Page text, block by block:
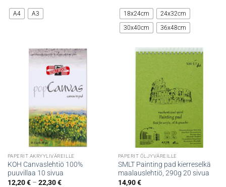
tuotteella
on
A4 A3
tuotteella
on
useampi
18x24cm
24x32cm
30x40cm
36x48cm
PAPERIT AKRYYLIVÄREILLE
KOH Canvaslehtiö 100%
puuvillaa 10 sivua
12,20€ – 22,30€Hintaluokka:
PAPERIT ÖLJYVÄREILLE
SMLT Painting pad kierreselkä
maalauslehtiö, 290g 20 sivua
14,90€